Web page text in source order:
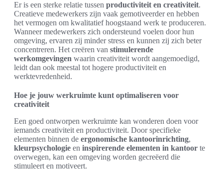
Er is een sterke relatie tussen productiviteit en creativiteit.
Creatieve medewerkers zijn vaak gemotiveerder en hebben
het vermogen om kwalitatief hoogstaand werk te produceren.
Wanneer medewerkers zich ondersteund voelen door hun
omgeving, ervaren zij minder stress en kunnen zij zich beter
concentreren. Het creëren van stimulerende
werkomgevingen waarin creativiteit wordt aangemoedigd,
leidt dan ook meestal tot hogere productiviteit en
werktevredenheid.
Hoe je jouw werkruimte kunt optimaliseren voor
creativiteit
Een goed ontworpen werkruimte kan wonderen doen voor
iemands creativiteit en productiviteit. Door specifieke
elementen binnen de ergonomische kantoorinrichting,
kleurpsychologie en inspirerende elementen in kantoor te
overwegen, kan een omgeving worden gecreëerd die
stimuleert en motiveert.